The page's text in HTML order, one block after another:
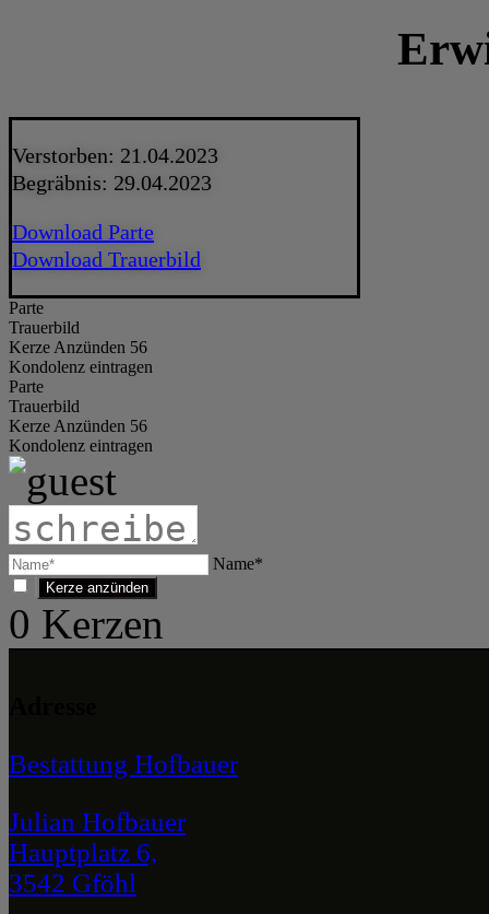
Verstorben: 21.04.2023
Begräbnis: 29.04.2023
Download Parte
Download Trauerbild
Parte
Trauerbild
Kerze Anzünden 56
Kondolenz eintragen
Parte
Trauerbild
Kerze Anzünden 56
Kondolenz eintragen
Name*
0 Kerzen
Bestattung Hofbauer
Julian Hofbauer
Hauptplatz 6,
3542 Gföhl